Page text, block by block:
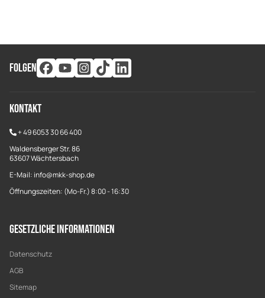
FOLGEN
Kontakt
+49 6053 30 66 400
Waldensberger Str. 86
63607 Wächtersbach
E-Mail: info@mkk-shop.de
Öffnungszeiten: (Mo-Fr.) 8:00 - 16:30
Gesetzliche Informationen
Datenschutz
AGB
Sitemap